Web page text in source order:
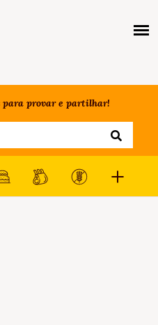
para provar e partilhar!